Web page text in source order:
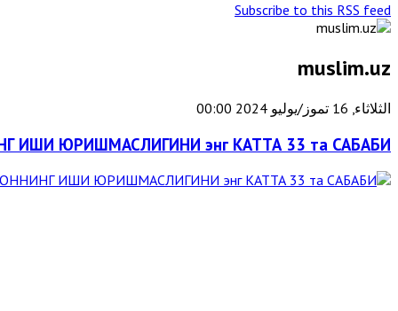
Subscribe to this RSS feed
muslim.uz
الثلاثاء, 16 تموز/يوليو 2024 00:00
ИШИ ЮРИШМАСЛИГИНИ энг КАТТА 33 та САБАБИ